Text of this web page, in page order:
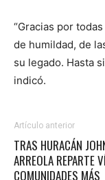
“Gracias por
de humildad, de
su legado. Hasta
indicó.
Artículo anterior
TRAS HURACÁN
ARREOLA REPARTE
COMUNIDADES MÁS